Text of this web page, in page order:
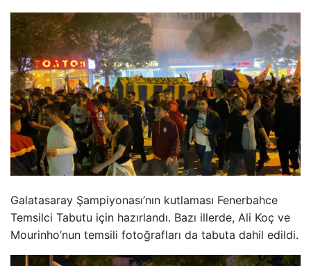
Galatasaray Şampiyonası’nın kutlaması Fenerbahce
Temsilci Tabutu için hazırlandı. Bazı illerde, Ali Koç ve
Mourinho’nun temsili fotoğrafları da tabuta dahil edildi.